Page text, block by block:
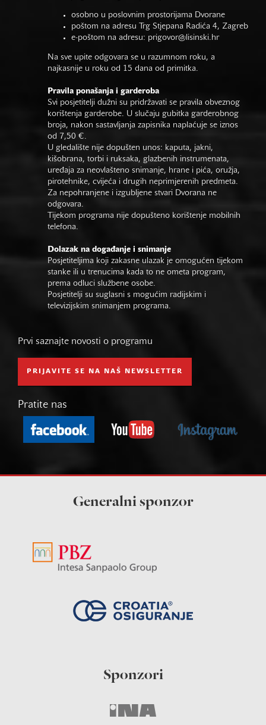
osobno u poslovnim prostorijama Dvorane
poštom na adresu Trg Stjepana Radića 4, Zagreb
e-poštom na adresu: prigovor@lisinski.hr
Na sve upite odgovara se u razumnom roku, a
najkasnije u roku od 15 dana od primitka.
Pravila ponašanja i garderoba
Svi posjetitelji dužni su pridržavati se pravila obveznog
korištenja garderobe. U slučaju gubitka garderobnog
broja, nakon sastavljanja zapisnika naplaćuje se iznos
od 7,50 €.
U gledalište nije dopušten unos: kaputa, jakni,
kišobrana, torbi i ruksaka, glazbenih instrumenata,
uređaja za neovlašteno snimanje, hrane i pića, oružja,
pirotehnike, cvijeća i drugih neprimjerenih predmeta.
Za nepohranjene i izgubljene stvari Dvorana ne
odgovara.
Tijekom programa nije dopušteno korištenje mobilnih
telefona.
Dolazak na događanje i snimanje
Posjetiteljima koji zakasne ulazak je omogućen tijekom
stanke ili u trenucima kada to ne ometa program,
prema odluci službene osobe.
Posjetitelji su suglasni s mogućim radijskim i
televizijskim snimanjem programa.
Prvi saznajte novosti o programu
PRIJAVITE SE NA NAŠ NEWSLETTER
Pratite nas
Generalni sponzor
Sponzori